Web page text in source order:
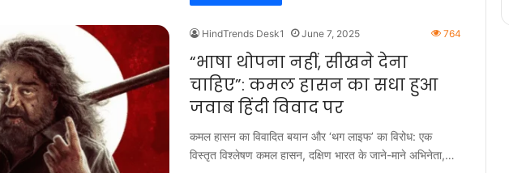
HindTrends Desk1 June 7, 2025 764
“भाषा थोपना नहीं, सीखने देना
चाहिए”: कमल हासन का सधा हुआ
जवाब हिंदी विवाद पर
कमल हासन का विवादित बयान और ‘थग लाइफ’ का विरोध: एक
विस्तृत विश्लेषण कमल हासन, दक्षिण भारत के जाने-माने अभिनेता,…